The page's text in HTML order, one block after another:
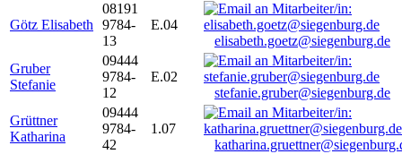
Götz Elisabeth
08191
9784-
13
E.04
elisabeth.goetz@siegenburg.de
Gruber
Stefanie
09444
9784-
12
E.02
stefanie.gruber@siegenburg.de
Grüttner
Katharina
09444
9784-
42
1.07